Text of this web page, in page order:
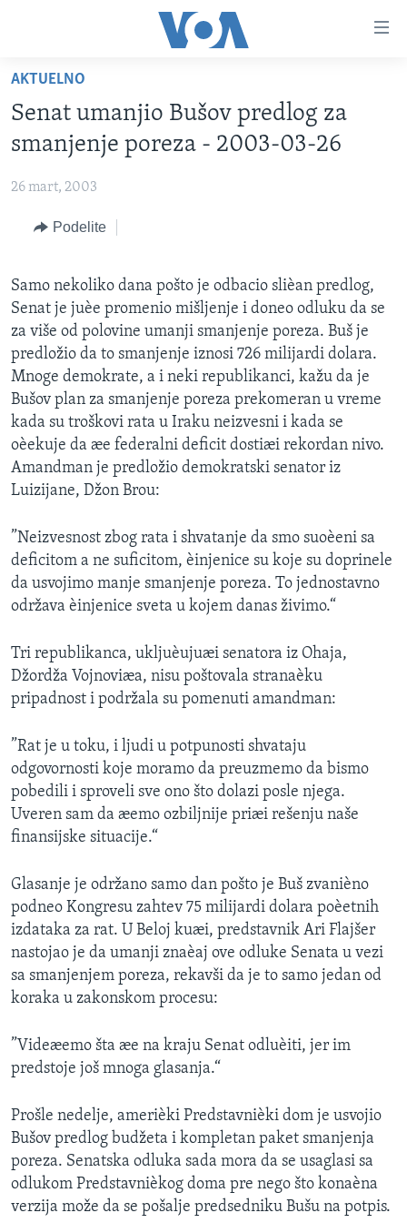
glavni
sadržaj
na
glavnu
AMERIKA
BALKAN
GLOBALNE TEME
NAUKA I TEHNOLOGIJA
MEDICINA
KULTURA
DRUŠTVO
SPORT
INTERVJU
TV PROGRAM
OTVORENI STUDIO
IZ AMERIKE
Jezici
AKTUELNO
Senat umanjio Bušov predlog za
smanjenje poreza - 2003-03-26
26 mart, 2003
Podelite
Samo nekoliko dana pošto je odbacio slièan predlog,
Senat je juèe promenio mišljenje i doneo odluku da se
za više od polovine umanji smanjenje poreza. Buš je
predložio da to smanjenje iznosi 726 milijardi dolara.
Mnoge demokrate, a i neki republikanci, kažu da je
Bušov plan za smanjenje poreza prekomeran u vreme
kada su troškovi rata u Iraku neizvesni i kada se
oèekuje da æe federalni deficit dostiæi rekordan nivo.
Amandman je predložio demokratski senator iz
Luizijane, Džon Brou:
”Neizvesnost zbog rata i shvatanje da smo suoèeni sa
deficitom a ne suficitom, èinjenice su koje su doprinele
da usvojimo manje smanjenje poreza. To jednostavno
održava èinjenice sveta u kojem danas živimo.“
Tri republikanca, ukljuèujuæi senatora iz Ohaja,
Džordža Vojnoviæa, nisu poštovala stranaèku
pripadnost i podržala su pomenuti amandman:
”Rat je u toku, i ljudi u potpunosti shvataju
odgovornosti koje moramo da preuzmemo da bismo
pobedili i sproveli sve ono što dolazi posle njega.
Uveren sam da æemo ozbiljnije priæi rešenju naše
finansijske situacije.“
Glasanje je održano samo dan pošto je Buš zvanièno
podneo Kongresu zahtev 75 milijardi dolara poèetnih
izdataka za rat. U Beloj kuæi, predstavnik Ari Flajšer
nastojao je da umanji znaèaj ove odluke Senata u vezi
sa smanjenjem poreza, rekavši da je to samo jedan od
koraka u zakonskom procesu:
”Videæemo šta æe na kraju Senat odluèiti, jer im
predstoje još mnoga glasanja.“
Prošle nedelje, amerièki Predstavnièki dom je usvojio
Bušov predlog budžeta i kompletan paket smanjenja
poreza. Senatska odluka sada mora da se usaglasi sa
odlukom Predstavnièkog doma pre nego što konaèna
verzija može da se pošalje predsedniku Bušu na potpis.